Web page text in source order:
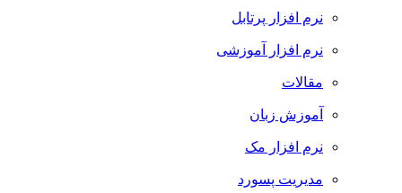
نرم افزار پرتابل
نرم افزار آموزشی
مقالات
آموزش زبان
نرم افزار مک
مدیریت پسورد